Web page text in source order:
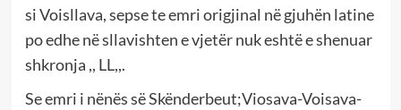
si Voisllava, sepse te emri origjinal në gjuhën latine
po edhe në sllavishten e vjetër nuk eshtë e shenuar
shkronja ,, LL,,.
Se emri i nënës së Skënderbeut;Viosava-Voisava-